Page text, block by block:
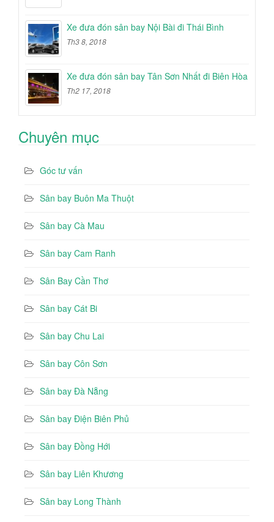
Xe đưa đón sân bay Nội Bài đi Thái Bình
Th3 8, 2018
Xe đưa đón sân bay Tân Sơn Nhất đi Biên Hòa
Th2 17, 2018
Chuyên mục
Góc tư vấn
Sân bay Buôn Ma Thuột
Sân bay Cà Mau
Sân bay Cam Ranh
Sân Bay Cần Thơ
Sân bay Cát Bi
Sân bay Chu Lai
Sân bay Côn Sơn
Sân bay Đà Nẵng
Sân bay Điện Biên Phủ
Sân bay Đồng Hới
Sân bay Liên Khương
Sân bay Long Thành